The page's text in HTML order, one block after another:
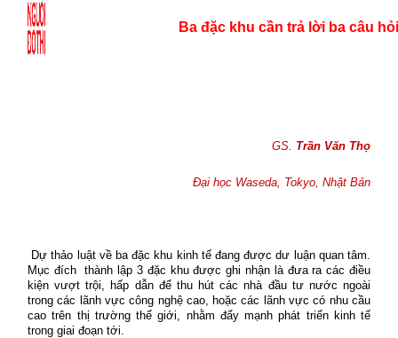
Ba đặc khu cần trả lời ba câu hỏi
GS. Trần Văn Thọ
Đại học Waseda, Tokyo, Nhật Bản
Dự thảo luật về ba đặc khu kinh tế đang được dư luận quan tâm.
Mục đích thành lập 3 đặc khu được ghi nhận là đưa ra các điều
kiện vượt trội, hấp dẫn để thu hút các nhà đầu tư nước ngoài
trong các lãnh vực công nghệ cao, hoặc các lãnh vực có nhu cầu
cao trên thị trường thế giới, nhằm đẩy mạnh phát triển kinh tế
trong giai đoạn tới.